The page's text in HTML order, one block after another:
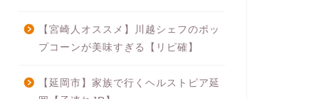
【宮崎人オススメ】川越シェフのポッ
プコーンが美味すぎる【リピ確】
【延岡市】家族で行くヘルストピア延